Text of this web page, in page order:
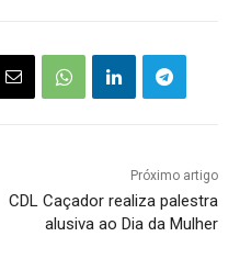
Próximo artigo
CDL Caçador realiza palestra
alusiva ao Dia da Mulher